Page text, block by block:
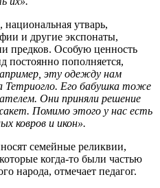
утварь,
и другие экспонаты,
предков. Особую ценность
постоянно пополняется,
эту одежду нам
Тетриогло. Его бабушка тоже
Они приняли решение
Помимо этого у нас есть
ковров и икон».
семейные реликвии,
когда-то были частью
народа, отмечает педагог.